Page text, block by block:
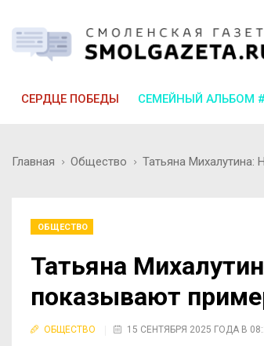
СЕРДЦЕ ПОБЕДЫ СЕМЕЙНЫЙ АЛЬБОМ
Главная Общество Татьяна
ОБЩЕСТВО
Татьяна
показывают
ОБЩЕСТВО 15 СЕНТЯБРЯ 2025 ГОДА В